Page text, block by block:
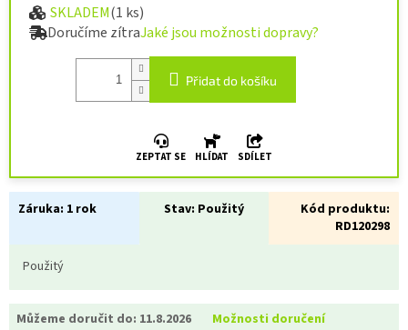
Měrná cena:
SKLADEM(1 ks)
Doručíme zítraJaké jsou možnosti dopravy?
Přidat do košíku
ZEPTAT SE HLÍDAT SDÍLET
Záruka: 1 rok Stav: Použitý
Kód produktu:
RD120298
Použitý
Můžeme doručit do: 11.8.2026 Možnosti doručení